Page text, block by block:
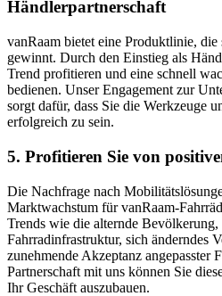
Händlerpartnerschaft
vanRaam bietet eine Produktlinie,
gewinnt. Durch den Einstieg als
Trend profitieren und eine schnell
bedienen. Unser Engagement zur
sorgt dafür, dass Sie die Werkzeuge
erfolgreich zu sein.
5. Profitieren Sie von
Die Nachfrage nach
Marktwachstum für vanRaam-
Trends wie die alternde Bevölkerung,
Fahrradinfrastruktur, sich änderndes
zunehmende Akzeptanz angepasster
Partnerschaft mit uns können Sie
Ihr Geschäft auszubauen.